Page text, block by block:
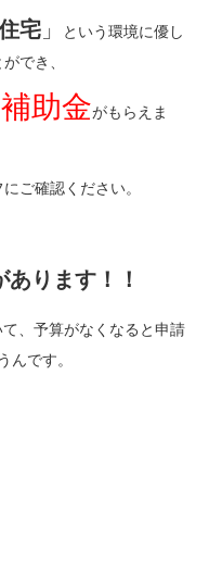
宅」
という環境に優し
でき、
助金がもらえま
ご確認ください。
ります！！
、予算がなくなると申請
んです。